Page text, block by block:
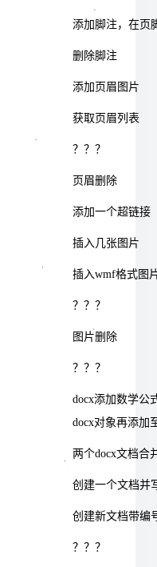
添加脚注，在页
删除脚注
添加页眉图片
获取页眉列表
？？？
页眉删除
添加一个超链接
插入几张图片
插入wmf格式图
？？？
图片删除
？？？
docx添加数学公
docx对象再添加
两个docx文档合
创建一个文档并
创建新文档带编
？？？